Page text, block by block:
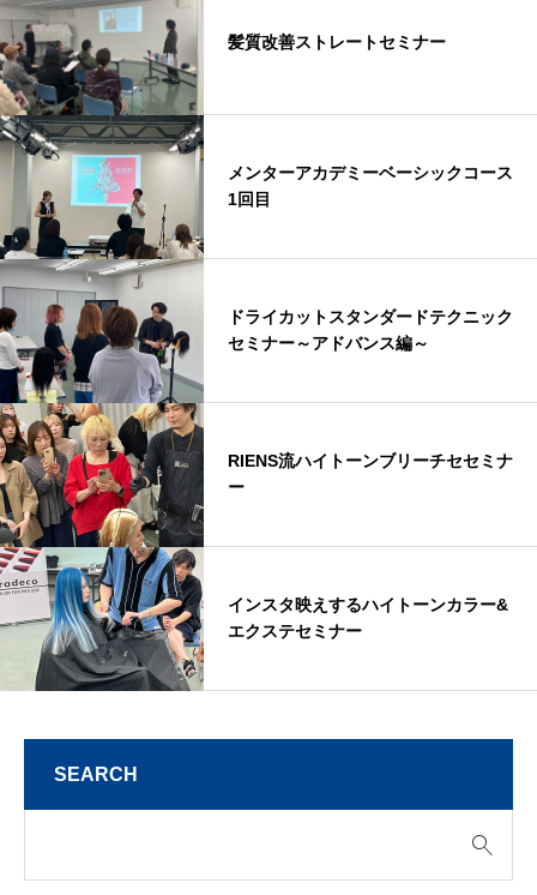
髪質改善ストレートセミナー
メンターアカデミーベーシックコース
1回目
ドライカットスタンダードテクニック
セミナー～アドバンス編～
RIENS流ハイトーンブリーチセセミナ
ー
インスタ映えするハイトーンカラー&
エクステセミナー
SEARCH